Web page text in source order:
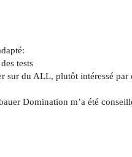
tests
sur du ALL, plutôt intéressé
Domination m’a été